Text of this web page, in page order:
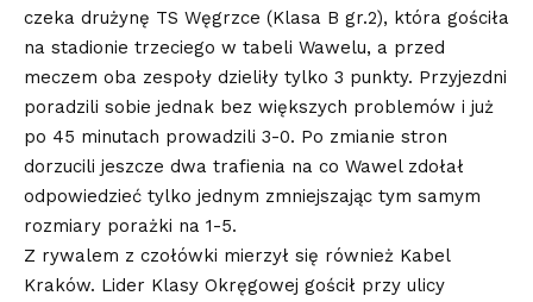
czeka drużynę TS Węgrzce (Klasa B gr.2), która gościła
na stadionie trzeciego w tabeli Wawelu, a przed
meczem oba zespoły dzieliły tylko 3 punkty. Przyjezdni
poradzili sobie jednak bez większych problemów i już
po 45 minutach prowadzili 3-0. Po zmianie stron
dorzucili jeszcze dwa trafienia na co Wawel zdołał
odpowiedzieć tylko jednym zmniejszając tym samym
rozmiary porażki na 1-5.
Z rywalem z czołówki mierzył się również Kabel
Kraków. Lider Klasy Okręgowej gościł przy ulicy